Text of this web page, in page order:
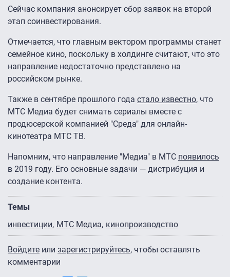
Сейчас компания анонсирует сбор заявок на второй
этап соинвестирования.
Отмечается, что главным вектором программы станет
семейное кино, поскольку в холдинге считают, что это
направление недостаточно представлено на
российском рынке.
Также в сентябре прошлого года стало известно, что
МТС Медиа будет снимать сериалы вместе с
продюсерской компанией "Среда" для онлайн-
кинотеатра МТС ТВ.
Напомним, что направление "Медиа" в МТС появилось
в 2019 году. Его основные задачи — дистрибуция и
создание контента.
Темы
инвестиции МТС Медиа кинопроизводство
Войдите или зарегистрируйтесь, чтобы оставлять
комментарии